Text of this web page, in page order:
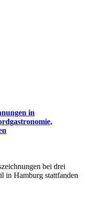
in
bei drei
in Hamburg stattfanden